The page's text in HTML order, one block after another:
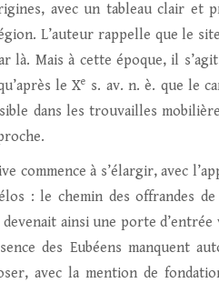
avec un tableau clair et
L’auteur rappelle que le
là. Mais à cette époque, il
le Xe s. av. n. è. que le
dans les trouvailles
commence à s’élargir, avec
: le chemin des offrandes
ainsi une porte d’entrée
des Eubéens manquent
avec la mention de